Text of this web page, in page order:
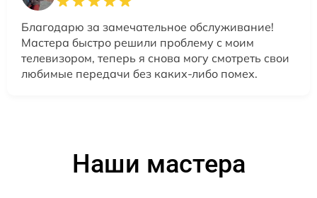
Благодарю за замечательное обслуживание!
Мастера быстро решили проблему с моим
телевизором, теперь я снова могу смотреть свои
любимые передачи без каких-либо помех.
Наши мастера